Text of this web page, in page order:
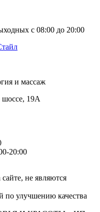
с 08:00 до 20:00
и массаж
шоссе, 19А
20:00
не являются
по улучшению качества